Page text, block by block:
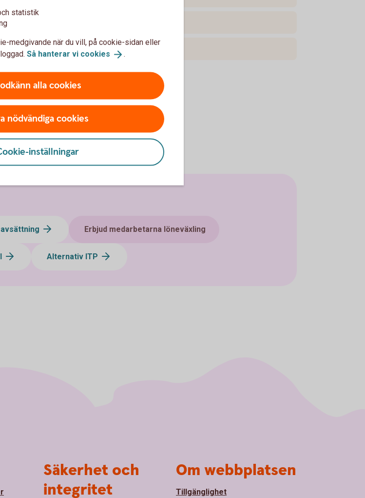
Mer information
Löneväxla - merinformation
Erbjud medarbetarna löneväxling
Alternativ ITP
statistik
medgivande när du vill, på cookie-sidan eller
Så hanterar vi cookies .
alla cookies
nödvändiga cookies
inställningar
Säkerhet och
integritet
Om webbplatsen
Tillgänglighet